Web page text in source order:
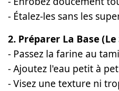
- Étalez-les sans les
2. Préparer La Base
- Passez la farine au
- Ajoutez l'eau petit à
- Visez une texture ni